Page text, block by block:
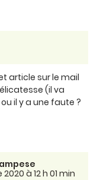
article sur le mail
(il va
il y a une faute ?
à 12 h 01 min